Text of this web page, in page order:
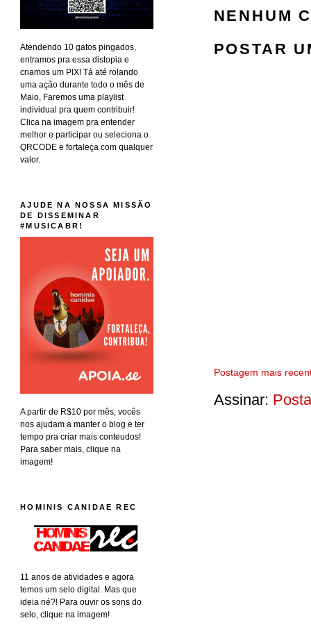
NENHUM
POSTAR
Postagem mais
Assinar:
Atendendo 10 gatos pingados,
entramos pra essa distopia e
criamos um PIX! Tá até rolando
uma ação durante todo o mês de
Maio, Faremos uma playlist
individual pra quem contribuir!
Clica na imagem pra entender
melhor e participar ou seleciona o
QRCODE e fortaleça com qualquer
valor.
AJUDE NA NOSSA MISSÃO
DE DISSEMINAR
#MUSICABR!
A partir de R$10 por mês, vocês
nos ajudam a manter o blog e ter
tempo pra criar mais conteudos!
Para saber mais, clique na
imagem!
HOMINIS CANIDAE REC
11 anos de atividades e agora
temos um selo digital. Mas que
ideia né?! Para ouvir os sons do
selo, clique na imagem!